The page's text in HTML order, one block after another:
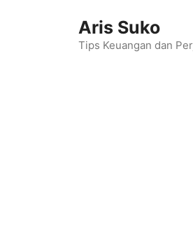
Aris Suko
Tips Keuangan dan